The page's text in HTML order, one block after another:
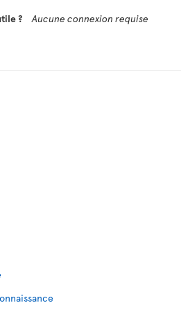
?
Aucune connexion requise